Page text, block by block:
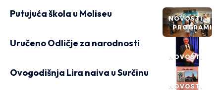
NOVOSTI
PROGRAMI
Putujuća škola u Moliseu
NOVOSTI
Uručeno Odličje za narodnosti
NOVOSTI
Ovogodišnja Lira naiva u Surčinu